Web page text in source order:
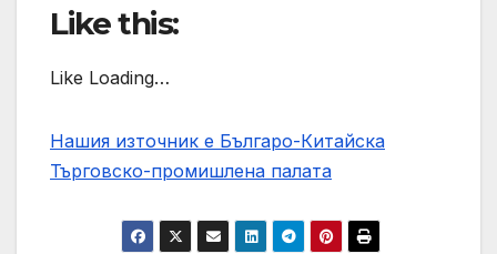
Like this:
Like Loading…
Нашия източник е Българо-Китайска
Търговско-промишлена палaта